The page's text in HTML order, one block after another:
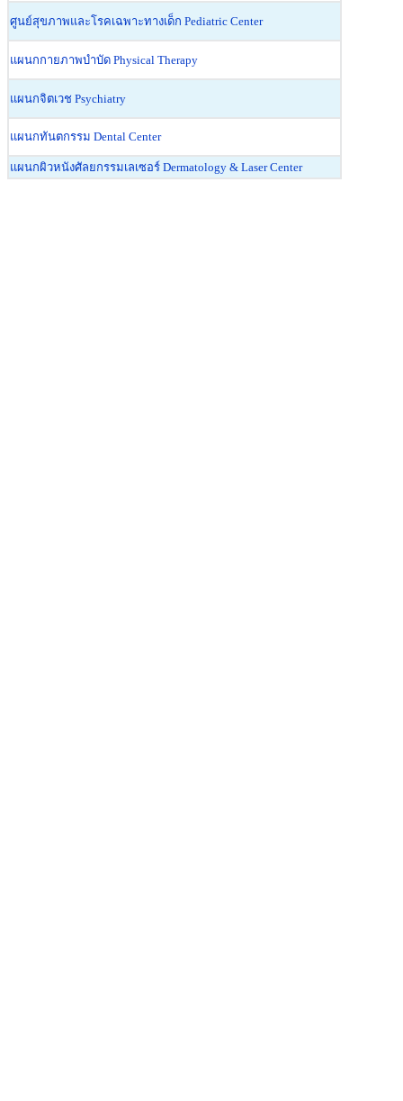
ศูนย์สุขภาพและโรคเฉพาะทางเด็ก Pediatric Center
แผนกกายภาพบำบัด Physical Therapy
แผนกจิตเวช Psychiatry
แผนกทันตกรรม Dental Center
แผนกผิวหนังศัลยกรรมเลเซอร์ Dermatology & Laser Center